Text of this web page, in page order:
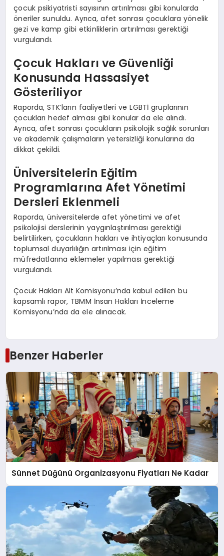
çocuk psikiyatristi sayısının artırılması gibi konularda
öneriler sunuldu. Ayrıca, afet sonrası çocuklara yönelik
gezi ve kamp gibi etkinliklerin artırılması gerektiği
vurgulandı.
Çocuk Hakları ve Güvenliği
Konusunda Hassasiyet
Gösteriliyor
Raporda, STK’ların faaliyetleri ve LGBTİ gruplarının
çocukları hedef alması gibi konular da ele alındı.
Ayrıca, afet sonrası çocukların psikolojik sağlık sorunları
ve akademik çalışmaların yetersizliği konularına da
dikkat çekildi.
Üniversitelerin Eğitim
Programlarına Afet Yönetimi
Dersleri Eklenmeli
Raporda, üniversitelerde afet yönetimi ve afet
psikolojisi derslerinin yaygınlaştırılması gerektiği
belirtilirken, çocukların hakları ve ihtiyaçları konusunda
toplumsal duyarlılığın artırılması için eğitim
müfredatlarına eklemeler yapılması gerektiği
vurgulandı.
Çocuk Hakları Alt Komisyonu’nda kabul edilen bu
kapsamlı rapor, TBMM İnsan Hakları İnceleme
Komisyonu’nda da ele alınacak.
Benzer Haberler
Sünnet Düğünü Organizasyonu Fiyatları Ne Kadar